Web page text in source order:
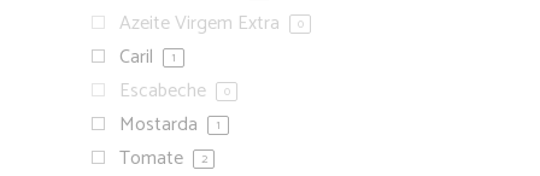
Azeite Virgem Extra 0
Caril 1
Escabeche 0
Mostarda 1
Tomate 2